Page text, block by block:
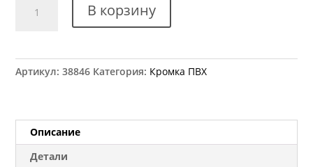
товара
701.03
гладкий
22x2
В корзину
Артикул:38846 Категория: Кромка ПВХ
Описание
Детали